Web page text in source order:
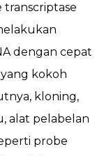
transcriptase
dengan cepat
kokoh
kloning,
alat pelabelan
probe